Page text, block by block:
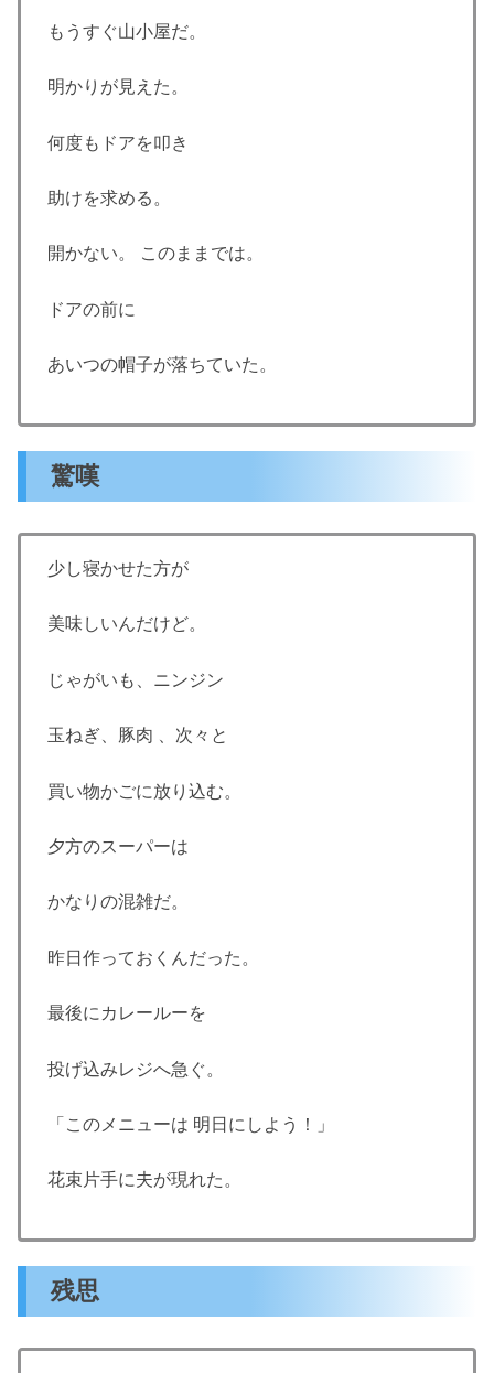
もうすぐ山小屋だ。
明かりが見えた。
何度もドアを叩き
助けを求める。
開かない。 このままでは。
ドアの前に
あいつの帽子が落ちていた。
驚嘆
少し寝かせた方が
美味しいんだけど。
じゃがいも、ニンジン
玉ねぎ、豚肉 、次々と
買い物かごに放り込む。
夕方のスーパーは
かなりの混雑だ。
昨日作っておくんだった。
最後にカレールーを
投げ込みレジへ急ぐ。
「このメニューは 明日にしよう！」
花束片手に夫が現れた。
残思